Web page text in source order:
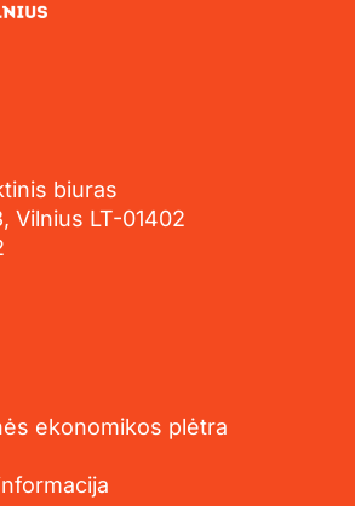
biuras
Vilnius LT-01402
ekonomikos plėtra